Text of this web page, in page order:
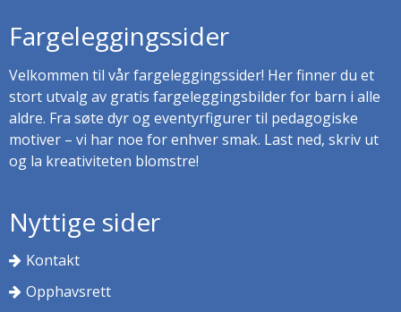
Fargeleggingssider
Velkommen til vår fargeleggingssider! Her finner du et
stort utvalg av gratis fargeleggingsbilder for barn i alle
aldre. Fra søte dyr og eventyrfigurer til pedagogiske
motiver – vi har noe for enhver smak. Last ned, skriv ut
og la kreativiteten blomstre!
Nyttige sider
Kontakt
Opphavsrett